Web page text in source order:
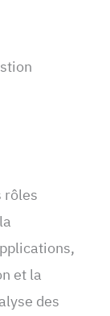
rôles
et la
des